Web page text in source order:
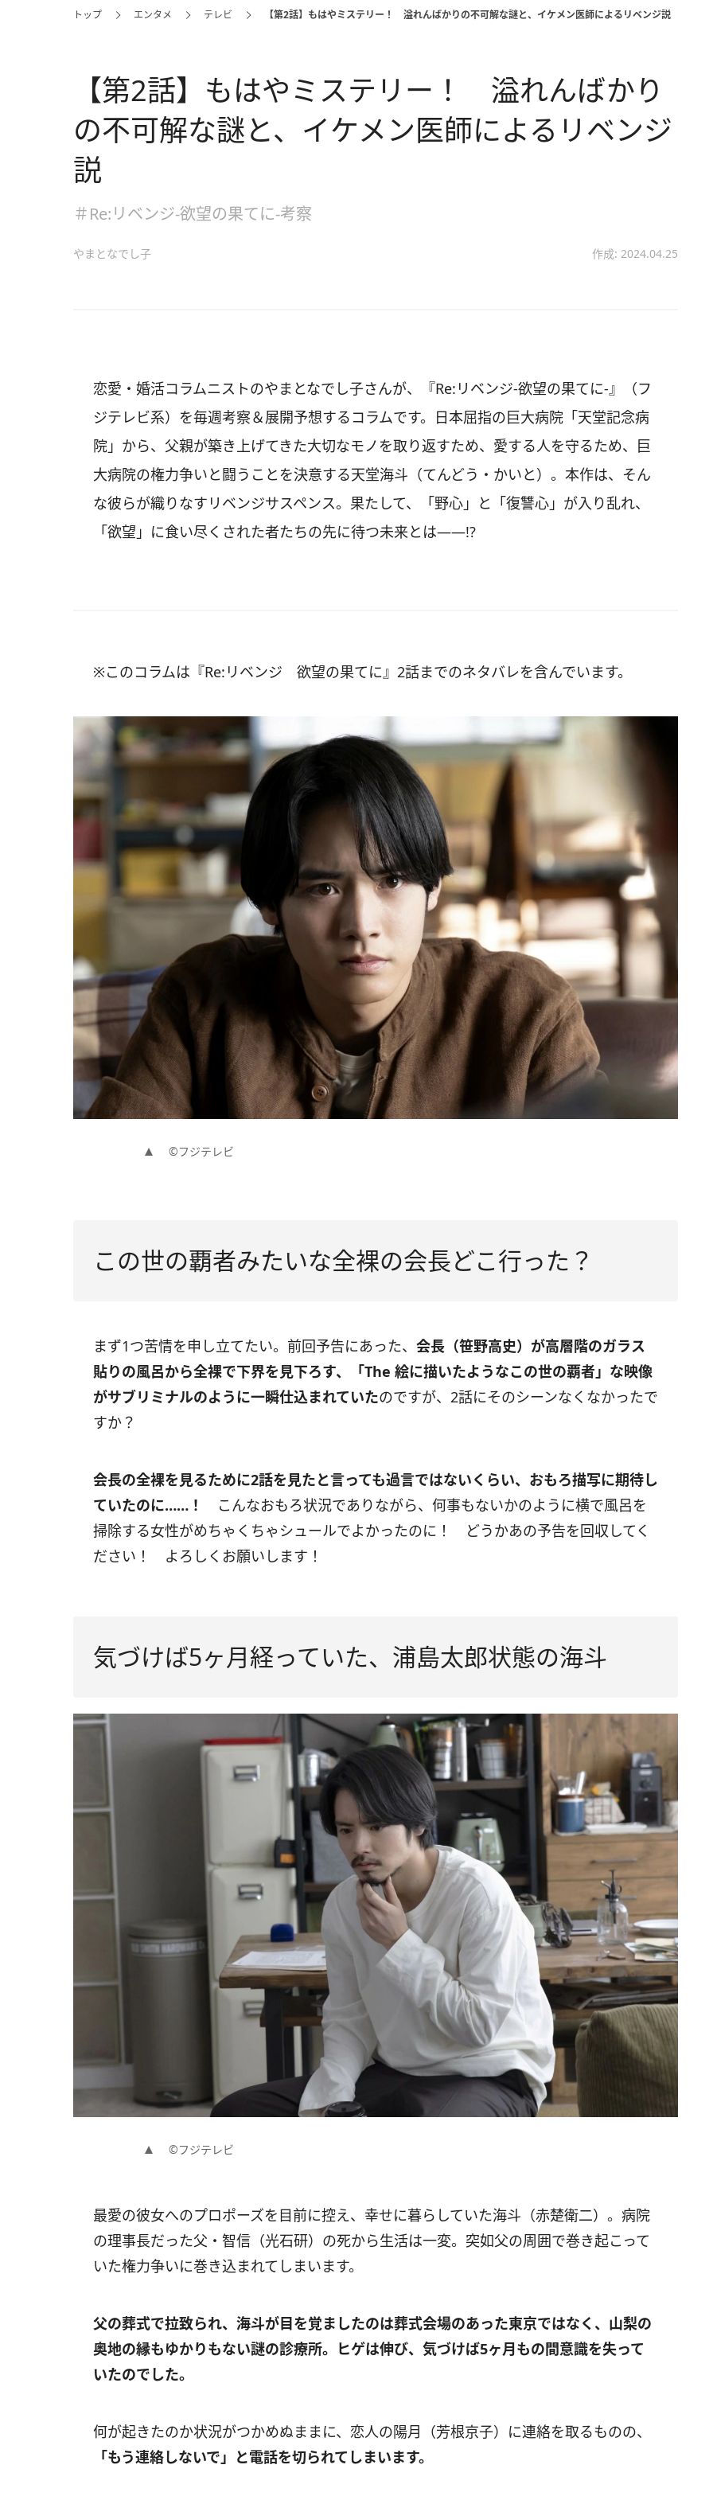
トップ エンタメ テレビ 【第2話】もはやミステリー！ 溢れんばかりの不可解な謎と、イケメン医師によるリベンジ説
【第2話】もはやミステリー！ 溢れんばかり
の不可解な謎と、イケメン医師によるリベンジ
説
＃Re:リベンジ-欲望の果てに-考察
やまとなでし子 作成: 2024.04.25
恋愛・婚活コラムニストのやまとなでし子さんが、『Re:リベンジ-欲望の果てに-』（フ
ジテレビ系）を毎週考察＆展開予想するコラムです。日本屈指の巨大病院「天堂記念病
院」から、父親が築き上げてきた大切なモノを取り返すため、愛する人を守るため、巨
大病院の権力争いと闘うことを決意する天堂海斗（てんどう・かいと）。本作は、そん
な彼らが織りなすリベンジサスペンス。果たして、「野心」と「復讐心」が入り乱れ、
「欲望」に食い尽くされた者たちの先に待つ未来とは――!?
※このコラムは『Re:リベンジ 欲望の果てに』2話までのネタバレを含んでいます。
©フジテレビ
この世の覇者みたいな全裸の会長どこ行った？
まず1つ苦情を申し立てたい。前回予告にあった、 会長（笹野高史）が高層階のガラス
貼りの風呂から全裸で下界を見下ろす、「The 絵に描いたようなこの世の覇者」な映像
がサブリミナルのように一瞬仕込まれていたのですが、2話にそのシーンなくなかったで
すか？
会長の全裸を見るために2話を見たと言っても過言ではないくらい、おもろ描写に期待し
ていたのに……！
こんなおもろ状況でありながら、何事もないかのように横で風呂を
掃除する女性がめちゃくちゃシュールでよかったのに！ どうかあの予告を回収してく
ださい！ よろしくお願いします！
気づけば5ヶ月経っていた、浦島太郎状態の海斗
©フジテレビ
最愛の彼女へのプロポーズを目前に控え、幸せに暮らしていた海斗（赤楚衛二）。病院
の理事長だった父・智信（光石研）の死から生活は一変。突如父の周囲で巻き起こって
いた権力争いに巻き込まれてしまいます。
父の葬式で拉致られ、海斗が目を覚ましたのは葬式会場のあった東京ではなく、山梨の
奥地の縁もゆかりもない謎の診療所。ヒゲは伸び、気づけば5ヶ月もの間意識を失って
いたのでした。
何が起きたのか状況がつかめぬままに、恋人の陽月（芳根京子）に連絡を取るものの、
「もう連絡しないで」と電話を切られてしまいます。